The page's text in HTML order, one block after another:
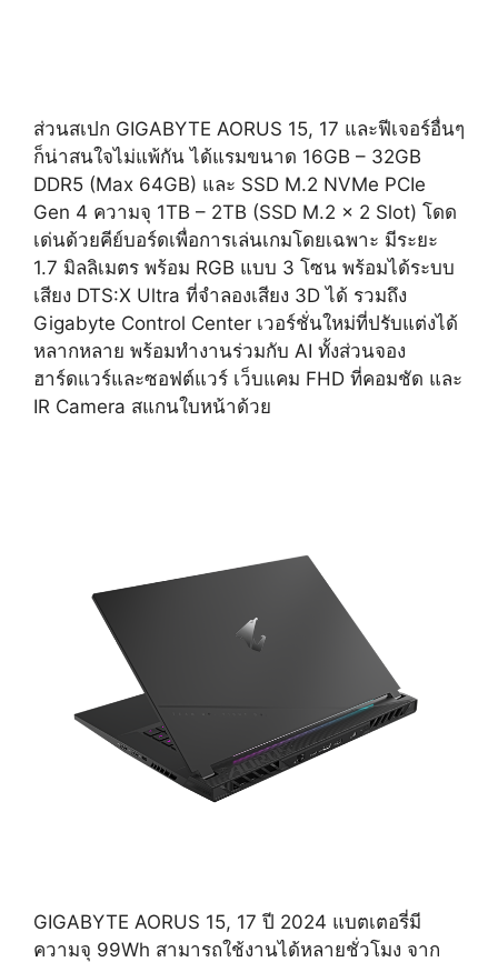
ส่วนสเปก GIGABYTE AORUS 15, 17 และฟีเจอร์อื่นๆ
ก็น่าสนใจไม่แพ้กัน ได้แรมขนาด 16GB – 32GB
DDR5 (Max 64GB) และ SSD M.2 NVMe PCIe
Gen 4 ความจุ 1TB – 2TB (SSD M.2 x 2 Slot) โดด
เด่นด้วยคีย์บอร์ดเพื่อการเล่นเกมโดยเฉพาะ มีระยะ
1.7 มิลลิเมตร พร้อม RGB แบบ 3 โซน พร้อมได้ระบบ
เสียง DTS:X Ultra ที่จำลองเสียง 3D ได้ รวมถึง
Gigabyte Control Center เวอร์ชั่นใหม่ที่ปรับแต่งได้
หลากหลาย พร้อมทำงานร่วมกับ AI ทั้งส่วนจอง
ฮาร์ดแวร์และซอฟต์แวร์ เว็บแคม FHD ที่คอมชัด และ
IR Camera สแกนใบหน้าด้วย
GIGABYTE AORUS 15, 17 ปี 2024 แบตเตอรี่มี
ความจุ 99Wh สามารถใช้งานได้หลายชั่วโมง จาก